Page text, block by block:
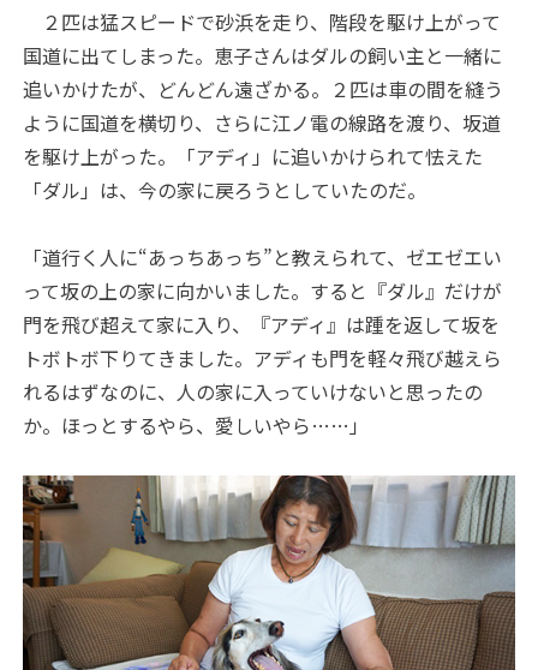
２匹は猛スピードで砂浜を走り、階段を駆け上がって
国道に出てしまった。恵子さんはダルの飼い主と一緒に
追いかけたが、どんどん遠ざかる。２匹は車の間を縫う
ように国道を横切り、さらに江ノ電の線路を渡り、坂道
を駆け上がった。「アディ」に追いかけられて怯えた
「ダル」は、今の家に戻ろうとしていたのだ。
「道行く人に“あっちあっち”と教えられて、ゼエゼエい
って坂の上の家に向かいました。すると『ダル』だけが
門を飛び超えて家に入り、『アディ』は踵を返して坂を
トボトボ下りてきました。アディも門を軽々飛び越えら
れるはずなのに、人の家に入っていけないと思ったの
か。ほっとするやら、愛しいやら……」